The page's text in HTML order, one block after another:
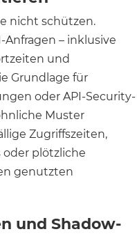
nicht schützen.
– inklusive
und
Grundlage für
oder API-Security-
Muster
Zugriffszeiten,
oder plötzliche
genutzten
und Shadow-